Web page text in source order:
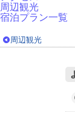
周辺観光
宿泊プラン一覧
周辺観光